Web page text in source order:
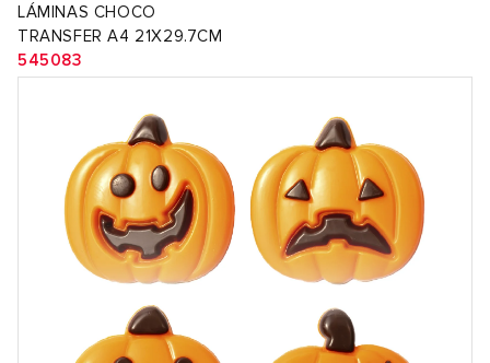
LÁMINAS CHOCO
TRANSFER A4 21X29.7CM
545083